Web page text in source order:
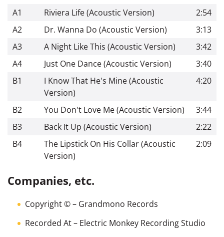
A1 Riviera Life (Acoustic Version)
2:54
A2
Dr. Wanna Do (Acoustic Version)
3:13
A3
A Night Like This (Acoustic Version)
3:42
A4
Just One Dance (Acoustic Version)
3:40
B1
I Know That He's Mine (Acoustic
Version)
4:20
B2 You Don't Love Me (Acoustic Version)
3:44
B3
Back It Up (Acoustic Version)
2:22
B4
The Lipstick On His Collar (Acoustic
Version)
2:09
Companies, etc.
Copyright ©– Grandmono Records
Recorded At– Electric Monkey Recording Studio